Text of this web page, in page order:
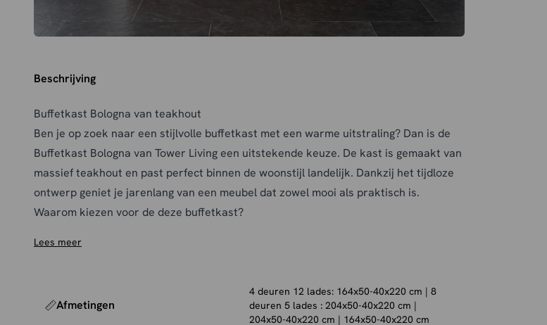
Beschrijving
Buffetkast Bologna van teakhout
Ben je op zoek naar een stijlvolle buffetkast met een warme uitstraling? Dan is de
Buffetkast Bologna van Tower Living een uitstekende keuze. De kast is gemaakt van
massief teakhout en past perfect binnen de woonstijl landelijk. Dankzij het tijdloze
ontwerp geniet je jarenlang van een meubel dat zowel mooi als praktisch is.
Waarom kiezen voor de deze buffetkast?
accessoires een plek te geven. Bovendien is de kast verkrijgbaar in twee
De voordelen op een rij:
Lees meer
Afmetingen
4 deuren 12 lades: 164x50-40x220 cm | 8
deuren 5 lades : 204x50-40x220 cm |
204x50-40x220 cm | 164x50-40x220 cm